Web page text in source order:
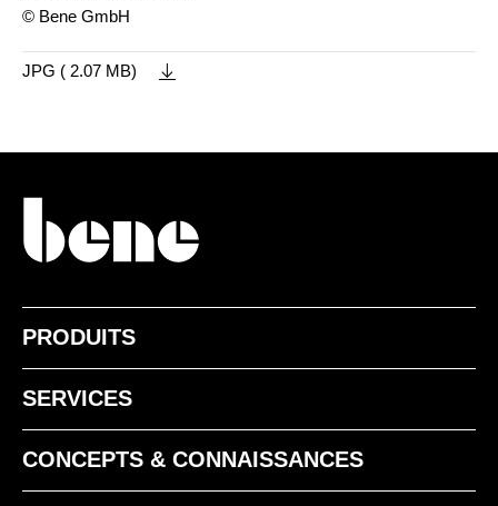
© Bene GmbH
JPG ( 2.07 MB)
PRODUITS
SERVICES
CONCEPTS & CONNAISSANCES